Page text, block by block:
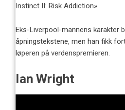
Instinct II: Risk Addiction».
Eks-Liverpool-mannens karakter
åpningstekstene, men han fikk
løperen på verdenspremieren.
Ian Wright